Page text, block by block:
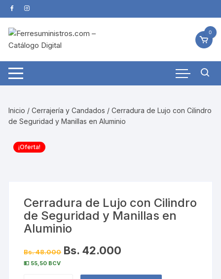
Saltar
al
contenido
0
Inicio /Cerrajería y Candados / Cerradura de Lujo con Cilindro
de Seguridad y Manillas en Aluminio
¡Oferta!
Cerradura de Lujo con Cilindro
de Seguridad y Manillas en
Aluminio
Bs. 48.000Bs. 42.000
💵 55,50 BCV